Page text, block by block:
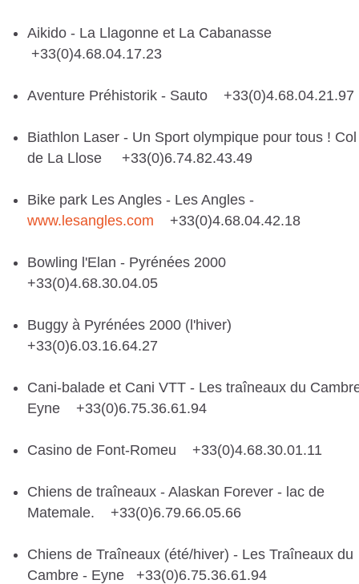
Aikido - La Llagonne et La Cabanasse
+33(0)4.68.04.17.23
Aventure Préhistorik - Sauto +33(0)4.68.04.21.97
Biathlon Laser - Un Sport olympique pour tous ! Col
de La Llose +33(0)6.74.82.43.49
Bike park Les Angles - Les Angles -
www.lesangles.com
+33(0)4.68.04.42.18
Bowling l'Elan - Pyrénées 2000
+33(0)4.68.30.04.05
Buggy à Pyrénées 2000 (l'hiver)
+33(0)6.03.16.64.27
Cani-balade et Cani VTT - Les traîneaux du
Eyne +33(0)6.75.36.61.94
Casino de Font-Romeu +33(0)4.68.30.01.11
Chiens de traîneaux - Alaskan Forever - lac de
Matemale. +33(0)6.79.66.05.66
Chiens de Traîneaux (été/hiver) - Les Traîneaux du
Cambre - Eyne +33(0)6.75.36.61.94